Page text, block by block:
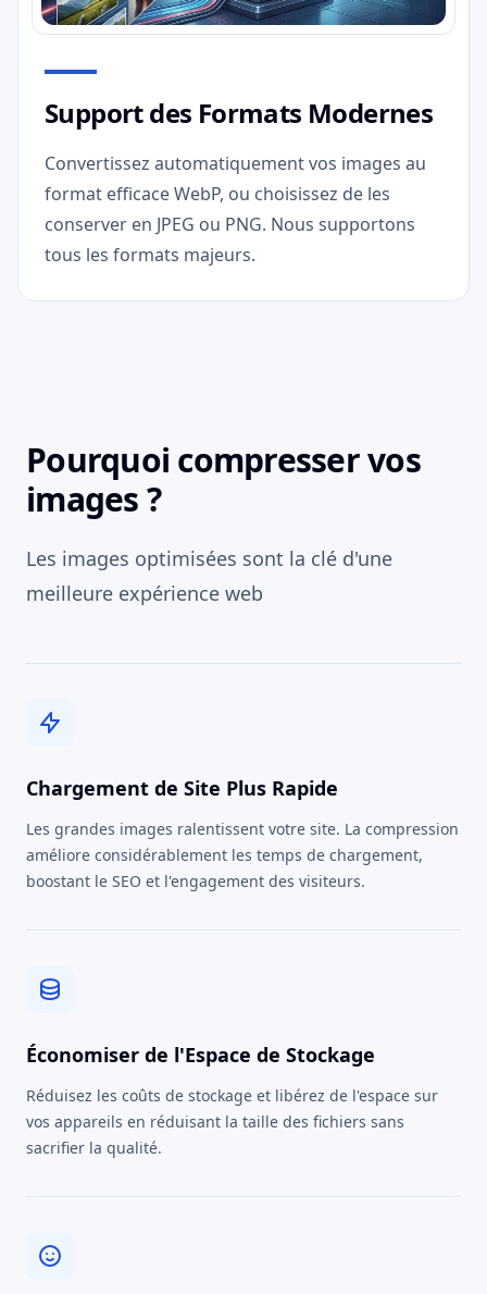
Support des Formats Modernes
Convertissez automatiquement vos images au
format efficace WebP, ou choisissez de les
conserver en JPEG ou PNG. Nous supportons
tous les formats majeurs.
Pourquoi compresser vos
images ?
Les images optimisées sont la clé d'une
meilleure expérience web
Chargement de Site Plus Rapide
Les grandes images ralentissent votre site. La compression
améliore considérablement les temps de chargement,
boostant le SEO et l'engagement des visiteurs.
Économiser de l'Espace de Stockage
Réduisez les coûts de stockage et libérez de l'espace sur
vos appareils en réduisant la taille des fichiers sans
sacrifier la qualité.